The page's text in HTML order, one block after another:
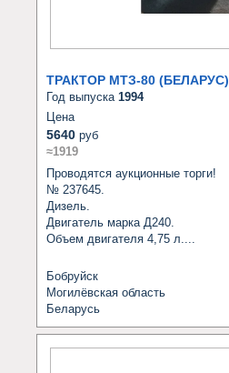
ТРАКТОР МТЗ-80 (БЕЛАРУС)
Год выпуска 1994
Цена
5640 руб
≈1919
Проводятся аукционные торги!
№ 237645.
Дизель.
Двигатель марка Д240.
Объем двигателя 4,75 л....
Бобруйск
Могилёвская область
Беларусь